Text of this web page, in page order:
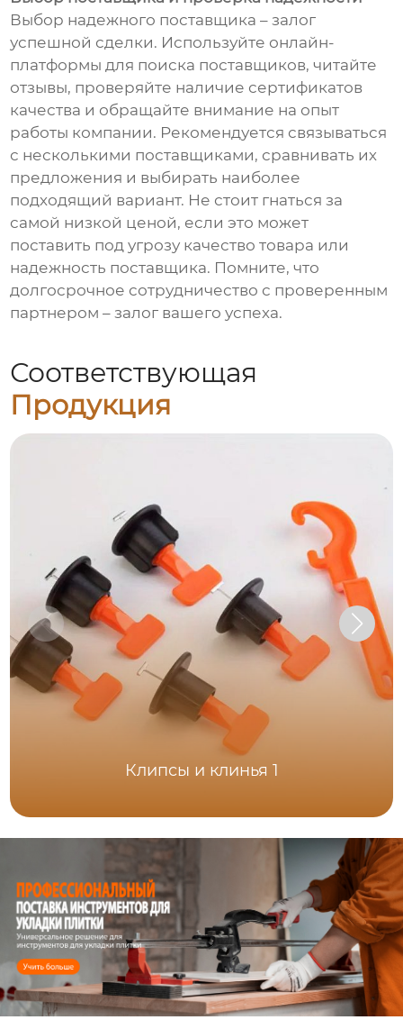
Выбор надежного поставщика – залог
успешной сделки. Используйте онлайн-
платформы для поиска поставщиков, читайте
отзывы, проверяйте наличие сертификатов
качества и обращайте внимание на опыт
работы компании. Рекомендуется связываться
с несколькими поставщиками, сравнивать их
предложения и выбирать наиболее
подходящий вариант. Не стоит гнаться за
самой низкой ценой, если это может
поставить под угрозу качество товара или
надежность поставщика. Помните, что
долгосрочное сотрудничество с проверенным
партнером – залог вашего успеха.
Соответствующая
Продукция
Клипсы и клинья 1